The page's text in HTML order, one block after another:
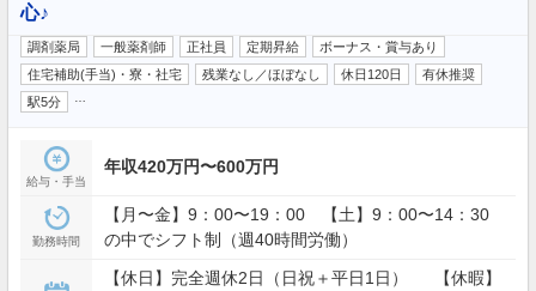
心♪
調剤薬局 一般薬剤師 正社員 定期昇給
ボーナス・賞与あり
住宅補助(手当)・寮・社宅
残業なし／ほぼなし 休日120日
有休推奨
駅5分
給与・手当
年収420万円〜600万円
勤務時間
【月〜金】9：00〜19：00 【土】9：00〜14：30
の中でシフト制（週40時間労働）
【休日】完全週休2日（日祝＋平日1日） 【休暇】